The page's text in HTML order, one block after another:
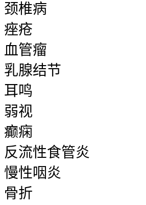
颈椎病
痤疮
血管瘤
乳腺结节
耳鸣
弱视
癫痫
反流性食管炎
慢性咽炎
骨折